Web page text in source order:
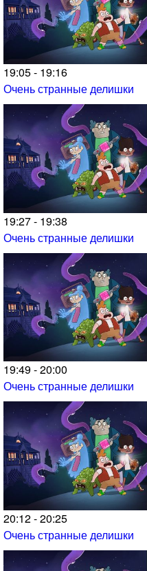
19:05 - 19:16
Очень странные делишки
19:27 - 19:38
Очень странные делишки
19:49 - 20:00
Очень странные делишки
20:12 - 20:25
Очень странные делишки